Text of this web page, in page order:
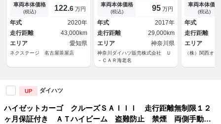
マートキー ＬＥＤヘッド Ｅ
ＴＣ 車線逸脱警報 オートラ
イト Ｂｌｕｅｔｏｏｔｈ Ｃ
Ｄ ＤＶＤ再生 フルセグ Ｌ
ＥＤフォグ
車両本体価格
(税込) 122.6 万円
年式
2020年
走行距離
43,000km
エリア
愛知県
ネクステージ 名古屋茶屋店
ライドドア パワーウインド
ウ パワーステアリング
車両本体価格
(税込) 95 万円
年式
2017年
走行距離
29,000km
エリア
神奈川県
神奈川ダイハツ販売株式会社 Ｕ
－ＣＡＲ海老名
アワイパー
ッド オート
スライドドア
ル 最積３５
ック
車両本体価格
(税込)
年式
走行距離
エリア
（株）関西オ
UP ダイハツ
ハイゼットカーゴ クルーズＳＡＩＩＩ 走行距離無制限１２
ヶ月保証付き ＡＴハイビーム 盗難防止 禁煙 両側手動ス